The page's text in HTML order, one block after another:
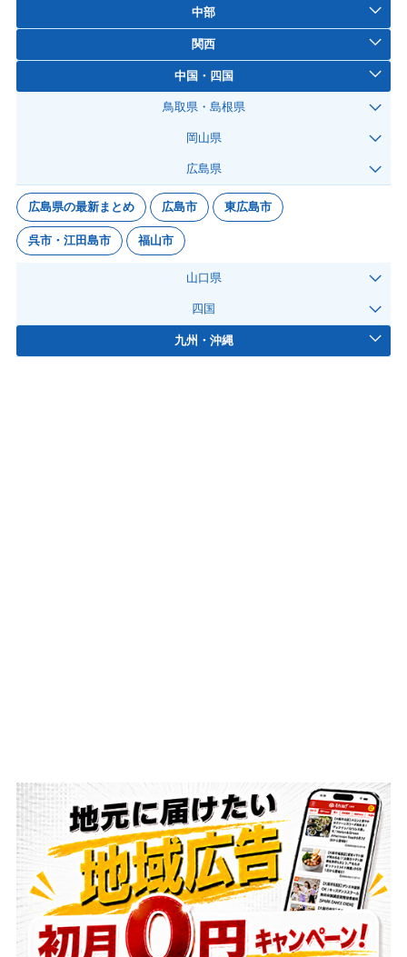
中部
関西
中国・四国
鳥取県・島根県
岡山県
広島県
広島県の最新まとめ 広島市 東広島市
呉市・江田島市 福山市
山口県
四国
九州・沖縄